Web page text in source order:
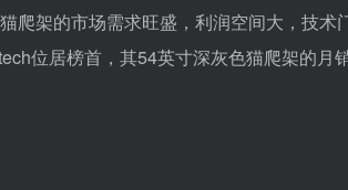
爬架的市场需求旺盛，利润空间大，技术
位居榜首，其54英寸深灰色猫爬架的月